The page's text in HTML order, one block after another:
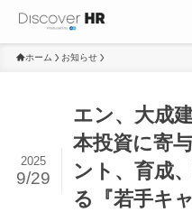
ホーム お知らせ
エン、大成
本投資に寄
ント、育成
る『若手キ
2025
9/29